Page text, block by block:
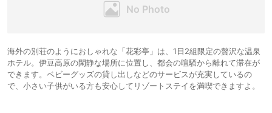
海外の別荘のようにおしゃれな「花彩亭」は、1日2組限定の贅沢な温泉
ホテル。伊豆高原の閑静な場所に位置し、都会の喧騒から離れて滞在が
できます。ベビーグッズの貸し出しなどのサービスが充実しているの
で、小さい子供がいる方も安心してリゾートステイを満喫できますよ。